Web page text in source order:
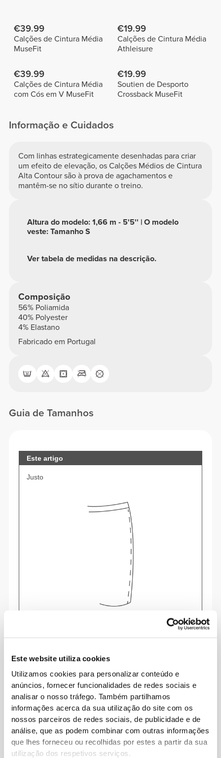
Este website utiliza cookies
Utilizamos cookies para personalizar conteúdo e
anúncios, fornecer funcionalidades de redes sociais e
analisar o nosso tráfego. Também partilhamos
informações acerca da sua utilização do site com os
nossos parceiros de redes sociais, de publicidade e de
análise, que as podem combinar com outras informações
que lhes forneceu ou recolhidas por estes a partir da sua
utilização dos respetivos serviços.
€39.99
Calções de Cintura Média
MuseFit
€19.99
Calções de Cintura Média
Athleisure
€39.99
Calções de Cintura Média
com Cós em V MuseFit
€19.99
Soutien de Desporto
Crossback MuseFit
Informação e Cuidados
Com linhas estrategicamente desenhadas para criar
um efeito de elevação, os Calções Médios de Cintura
Alta Contour são à prova de agachamentos e
mantêm-se no sítio durante o treino.
Ver tabela de medidas na descrição.
Altura do modelo: 1,66 m - 5'5'' | O modelo
veste: Tamanho S
Composição
56% Poliamida
40% Polyester
4% Elastano
Fabricado em Portugal
Guia de Tamanhos
Este artigo
Justo
Sente o teu corpo a cada movimento. Mais
Clássico